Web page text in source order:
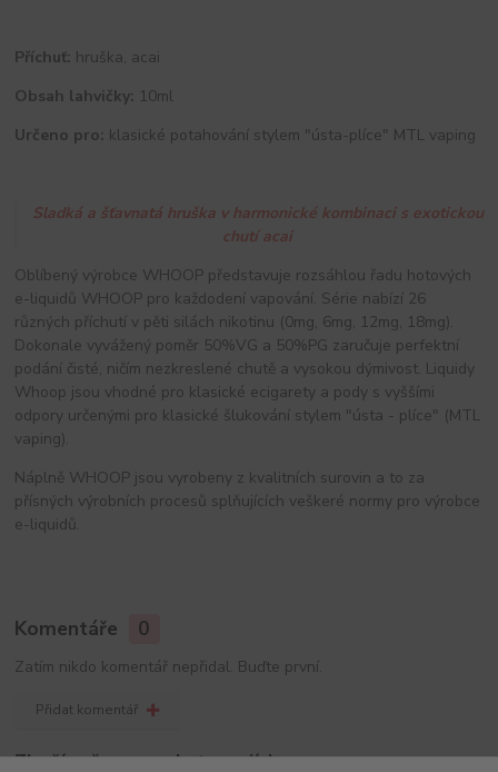
Příchuť: hruška, acai
Obsah lahvičky: 10ml
Určeno pro: klasické potahování stylem "ústa-plíce" MTL vaping
Sladká a šťavnatá hruška v harmonické kombinaci s exotickou
chutí acai
Oblíbený výrobce WHOOP představuje rozsáhlou řadu hotových
e-liquidů WHOOP pro každodení vapování. Série nabízí 26
různých příchutí v pěti silách nikotinu (0mg, 6mg, 12mg, 18mg).
Dokonale vyvážený poměr 50%VG a 50%PG zaručuje perfektní
podání čisté, ničím nezkreslené chutě a vysokou dýmivost. Liquidy
Whoop jsou vhodné pro klasické ecigarety a pody s vyššími
odpory určenými pro klasické šlukování stylem "ústa - plíce" (MTL
vaping).
Náplně WHOOP jsou vyrobeny z kvalitních surovin a to za
přísných výrobních procesů splňujících veškeré normy pro výrobce
e-liquidů.
Komentáře 0
Zatím nikdo komentář nepřidal. Buďte první.
Přidat komentář
Zboží zařazeno v kategoriích